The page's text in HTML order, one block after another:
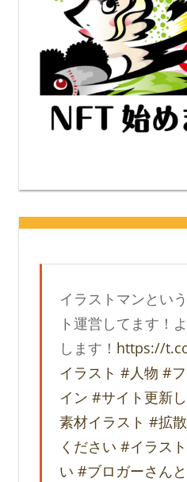
イラストマンとい
ト運営してます！
します！ https://
イラスト #人物 #
イン #サイト更新
素材イラスト #拡
ください #イラス
い #ブロガーさん